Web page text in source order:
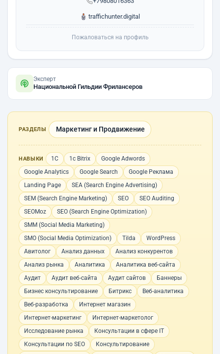
traffichunter.digital
Пожаловаться на профиль
Эксперт
Национальной Гильдии Фрилансеров
РАЗДЕЛЫ Маркетинг и Продвижение
НАВЫКИ 1С 1с Bitrix
Google Adwords
Google Analytics
Google Search
Google Реклама
Landing Page
SEA (Search Engine Advertising)
SEM (Search Engine Marketing)
SEO
SEO Auditing
SEOMoz
SEO (Search Engine Optimization)
SMM (Social Media Marketing)
SMO (Social Media Optimization)
Tilda
WordPress
Авитолог
Анализ данных
Анализ конкурентов
Анализ рынка
Аналитика
Аналитика веб-сайта
Аудит
Аудит веб-сайта Аудит сайтов
Баннеры
Бизнес консультирование
Битрикс
Веб-аналитика
Веб-разработка
Интернет магазин
Интернет-маркетинг
Интернет-маркетолог
Исследование рынка
Консультации в сфере IT
Консультации по SEO
Консультирование